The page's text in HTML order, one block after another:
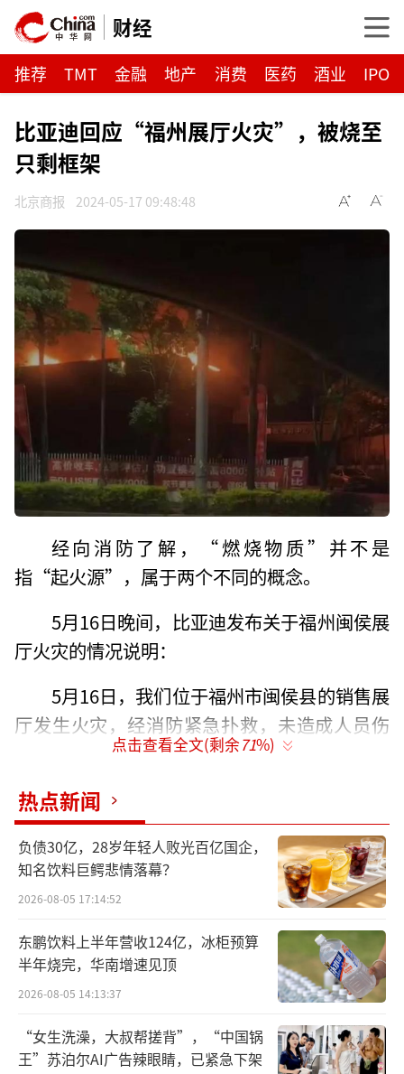
财经
推荐 TMT 金融 地产 消费 医药 酒业 IPO
比亚迪回应“福州展厅火灾”，被烧至
只剩框架
北京商报 2024-05-17 09:48:48
经向消防了解，“燃烧物质”并不是
指“起火源”，属于两个不同的概念。
5月16日晚间，比亚迪发布关于福州闽侯展
厅火灾的情况说明：
5月16日，我们位于福州市闽侯县的销售展
厅发生火灾，经消防紧急扑救，未造成人员伤
亡。从相关视频看，在火灾初始阶段，明火位
步判断起火位置位于二楼的办公室或楼顶，不
排除是线路短路或老化引发起火。
同时，通过对后台数据进行调取查看，展
厅车辆的电池均无异常情况，也排除了车辆引
发的可能。此外，经向消防了解，“燃烧物
质”并不是指“起火源”，属于两个不同的概
念。我们对此事深表关切，也将积极配合相关
部门的进一步调查。
点击查看全文(剩余71%)
热点新闻
负债30亿，28岁年轻人败光百亿国企，
知名饮料巨鳄悲情落幕？
2026-08-05 17:14:52
东鹏饮料上半年营收124亿，冰柜预算
半年烧完，华南增速见顶
2026-08-05 14:13:37
“女生洗澡，大叔帮搓背”，“中国锅
王”苏泊尔AI广告辣眼睛，已紧急下架